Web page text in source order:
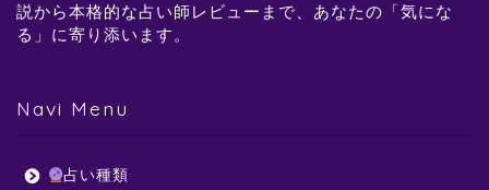
説から本格的な占い師レビューまで、あなたの「気にな
る」に寄り添います。
Navi Menu
占い種類